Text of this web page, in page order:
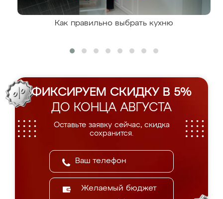
Как правильно выбрать кухню
ФИКСИРУЕМ СКИДКУ В 5%
ДО КОНЦА АВГУСТА
Оставьте заявку сейчас, скидка
сохранится.
Желаемый бюджет